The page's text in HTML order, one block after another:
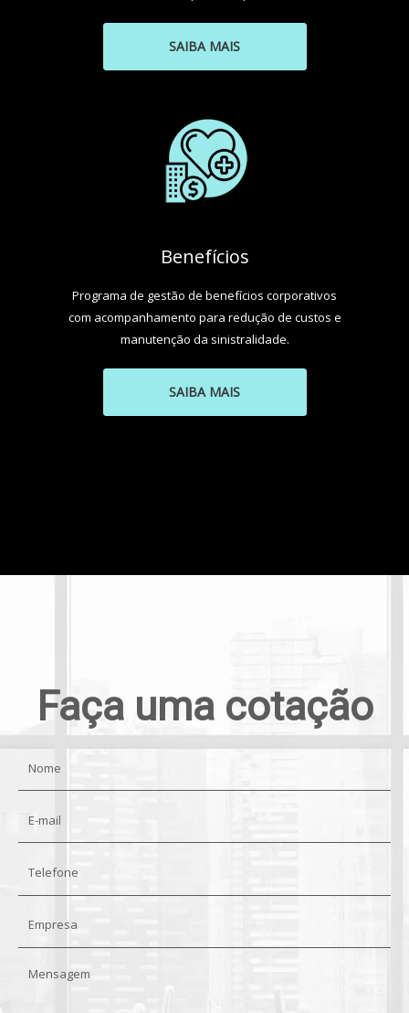
SAIBA MAIS
Benefícios
Programa de gestão de benefícios corporativos
com acompanhamento para redução de custos e
manutenção da sinistralidade.
SAIBA MAIS
Faça uma cotação